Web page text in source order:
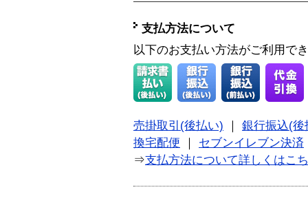
支払方法について
以下のお支払い方法がご利用で
売掛取引(後払い)
銀行振込(後
換宅配便
セブンイレブン決済
⇒支払方法について詳しくはこ